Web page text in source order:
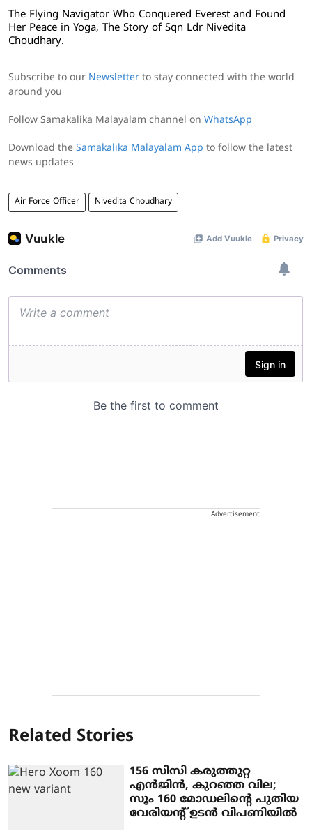
The Flying Navigator Who Conquered Everest and Found
Her Peace in Yoga, The Story of Sqn Ldr Nivedita
Choudhary.
Subscribe to our Newsletter to stay connected with the world
around you
Follow Samakalika Malayalam channel on WhatsApp
Download the Samakalika Malayalam App to follow the latest
news updates
Air Force Officer Nivedita Choudhary
Advertisement
Related Stories
156 സിസി കരുത്തുറ്റ
എന്‍ജിന്‍, കുറഞ്ഞ വില;
സൂം 160 മോഡലിന്റെ പുതിയ
വേരിയന്റ് ഉടന്‍ വിപണിയില്‍